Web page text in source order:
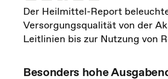
Der Heilmittel-Report
Versorgungsqualität von der
Leitlinien bis zur Nutzung von
Besonders hohe